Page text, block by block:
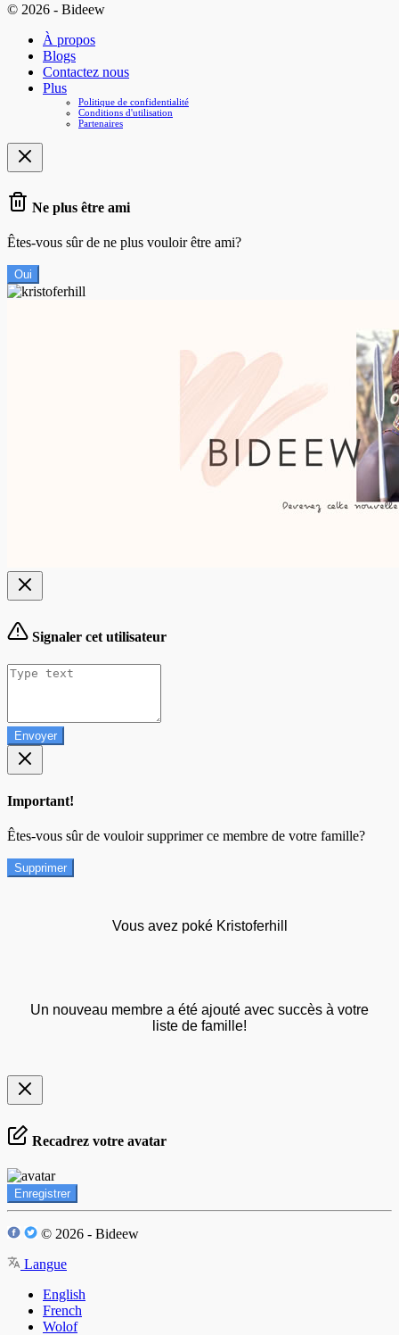
© 2026 - Bideew
À propos
Blogs
Contactez nous
Plus
Politique de confidentialité
Conditions d'utilisation
Partenaires
Ne plus être ami
Êtes-vous sûr de ne plus vouloir être ami?
Oui
Signaler cet utilisateur
Envoyer
Important!
Êtes-vous sûr de vouloir supprimer ce membre de votre famille?
Supprimer
Vous avez poké Kristoferhill
Un nouveau membre a été ajouté avec succès à votre
liste de famille!
Recadrez votre avatar
Enregistrer
© 2026 - Bideew
Langue
English
French
Wolof